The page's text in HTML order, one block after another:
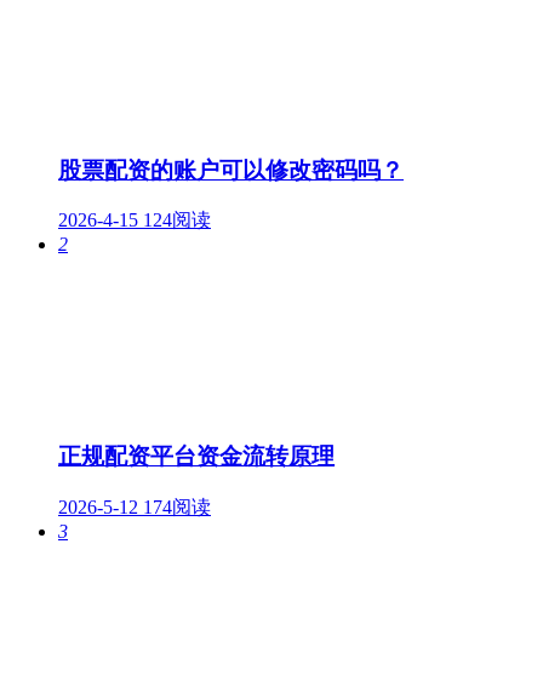
股票配资的账户可以修改密码吗？
2026-4-15 124阅读
2
正规配资平台资金流转原理
2026-5-12 174阅读
3